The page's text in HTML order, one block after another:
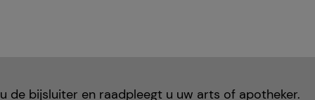
de bijsluiter en raadpleegt u uw arts of apotheker.